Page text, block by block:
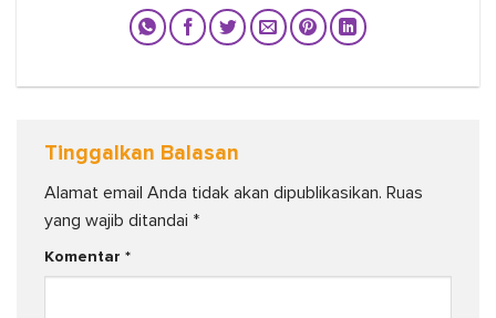
Tinggalkan Balasan
Alamat email Anda tidak akan dipublikasikan. Ruas
yang wajib ditandai *
Komentar *